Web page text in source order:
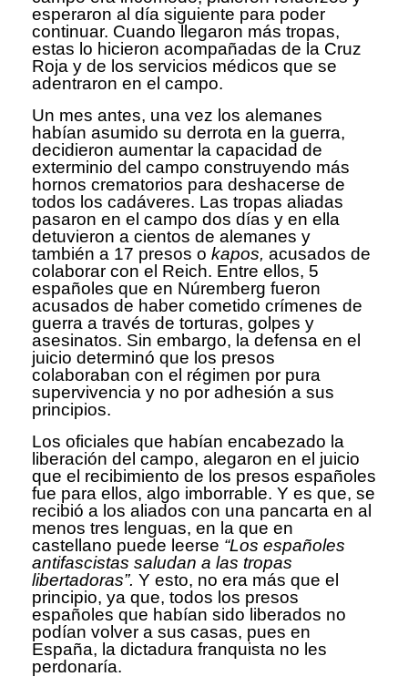
esperaron al día siguiente para poder
continuar. Cuando llegaron más tropas,
estas lo hicieron acompañadas de la Cruz
Roja y de los servicios médicos que se
adentraron en el campo.
Un mes antes, una vez los alemanes
habían asumido su derrota en la guerra,
decidieron aumentar la capacidad de
exterminio del campo construyendo más
hornos crematorios para deshacerse de
todos los cadáveres. Las tropas aliadas
pasaron en el campo dos días y en ella
detuvieron a cientos de alemanes y
también a 17 presos o kapos, acusados de
colaborar con el Reich. Entre ellos, 5
españoles que en Núremberg fueron
acusados de haber cometido crímenes de
guerra a través de torturas, golpes y
asesinatos. Sin embargo, la defensa en el
juicio determinó que los presos
colaboraban con el régimen por pura
supervivencia y no por adhesión a sus
principios.
Los oficiales que habían encabezado la
liberación del campo, alegaron en el juicio
que el recibimiento de los presos españoles
fue para ellos, algo imborrable. Y es que, se
recibió a los aliados con una pancarta en al
menos tres lenguas, en la que en
castellano puede leerse “Los españoles
antifascistas saludan a las tropas
libertadoras”. Y esto, no era más que el
principio, ya que, todos los presos
españoles que habían sido liberados no
podían volver a sus casas, pues en
España, la dictadura franquista no les
perdonaría.